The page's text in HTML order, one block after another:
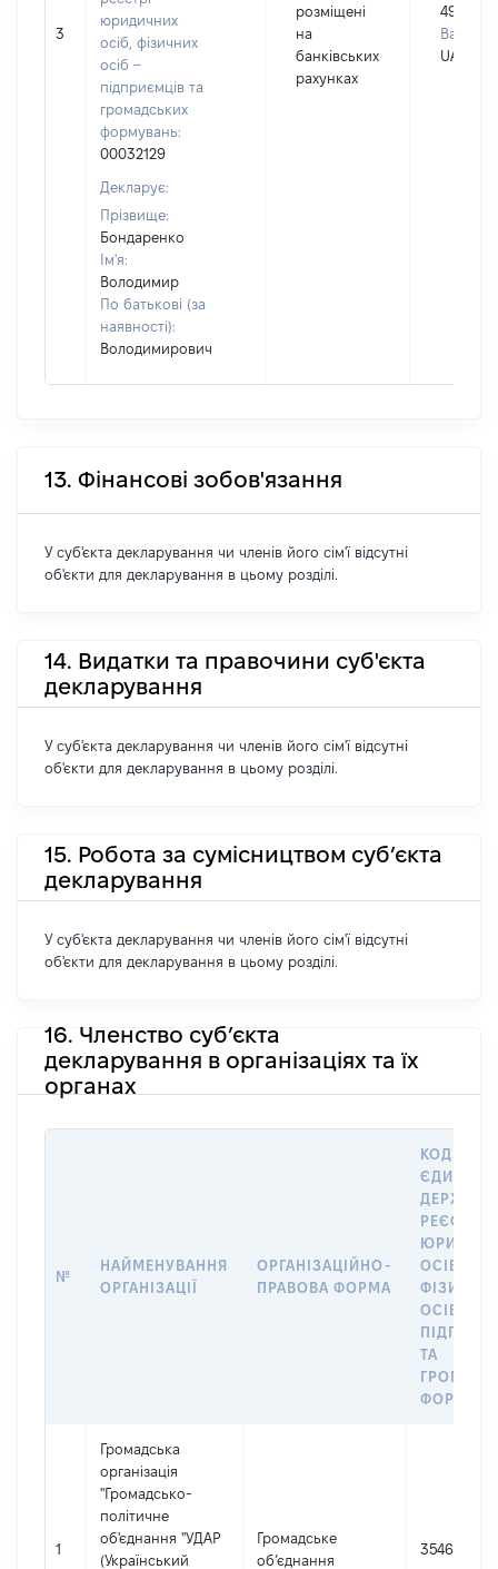
3
юридичних
осіб, фізичних
осіб –
підприємців та
громадських
формувань:
00032129
Декларує:
Прізвище:
Бондаренко
Ім'я:
Володимир
По батькові (за
наявності):
Володимирович
розміщені
на
банківських
рахунках
49216
Валюта:
UAH
13. Фінансові зобов'язання
У суб'єкта декларування чи членів його сім'ї відсутні
об'єкти для декларування в цьому розділі.
14. Видатки та правочини суб'єкта
декларування
У суб'єкта декларування чи членів його сім'ї відсутні
об'єкти для декларування в цьому розділі.
15. Робота за сумісництвом суб’єкта
декларування
У суб'єкта декларування чи членів його сім'ї відсутні
об'єкти для декларування в цьому розділі.
16. Членство суб’єкта
декларування в організаціях та їх
органах
№
НАЙМЕНУВАННЯ
ОРГАНІЗАЦІЇ
ОРГАНІЗАЦІЙНО-
ПРАВОВА ФОРМА
КОД В
РЕЄСТРІ
ОСІБ,
ОСІБ –
ТА
1
Громадська
організація
"Громадсько-
політичне
об'єднання "УДАР
(Український
Громадське
об’єднання
35466738